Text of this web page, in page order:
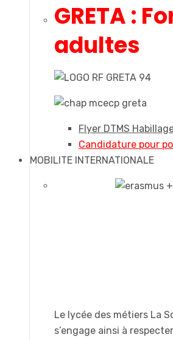
GRETA :
adultes
Flyer DTMS
Candidature pour
MOBILITE INTERNATIONALE
Le lycée des métiers La
s’engage ainsi à